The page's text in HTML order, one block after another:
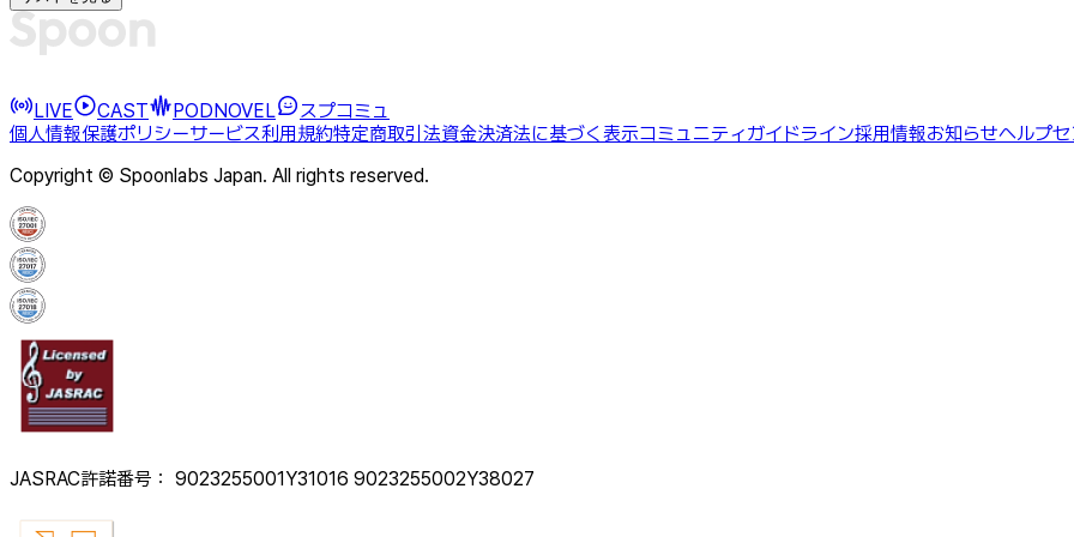
LIVE CAST PODNOVEL
スプコミュ
個人情報保護ポリシーサービス利用規約特定商取引法資金決済法に基づく表示コミュニティガイドライン採用情報お知らせヘルプ
Copyright © Spoonlabs Japan. All rights reserved.
JASRAC許諾番号： 9023255001Y31016 9023255002Y38027